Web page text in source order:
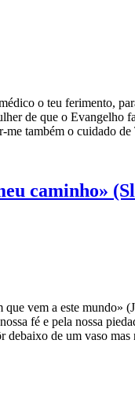
o teu ferimento,
de que o Evangelho
me também o cuidado
caminho»
vem a este mundo»
fé e pela nossa
debaixo de um vaso mas